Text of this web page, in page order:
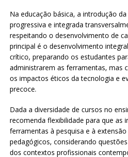
Na educação básica, a introdução
progressiva e integrada
respeitando o desenvolvimento de
principal é o desenvolvimento
crítico, preparando os estudantes
administrarem as ferramentas, mas
os impactos éticos da tecnologia e
precoce.
Dada a diversidade de cursos no
recomenda flexibilidade para que as
ferramentas à pesquisa e à
pedagógicos, considerando
dos contextos profissionais